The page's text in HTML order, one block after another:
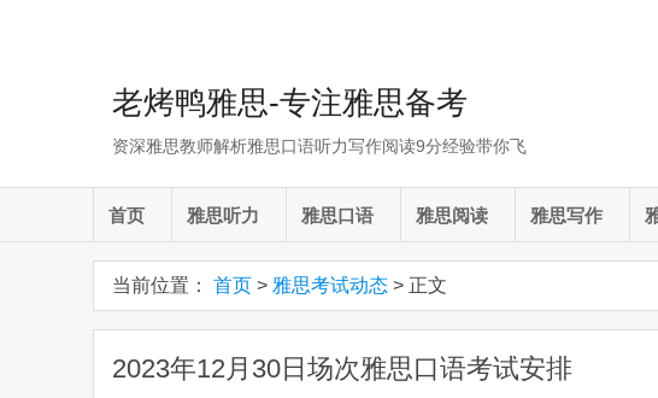
老烤鸭雅思-专注雅思备考
资深雅思教师解析雅思口语听力写作阅读9分经验带你飞
首页 雅思听力 雅思口语 雅思阅读 雅思写作
当前位置： 首页 > 雅思考试动态 > 正文
2023年12月30日场次雅思口语考试安排